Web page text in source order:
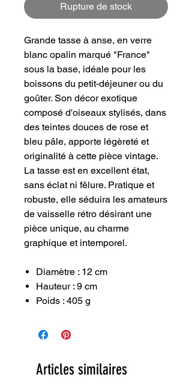
Rupture de stock
Grande tasse à anse, en verre
blanc opalin marqué "France"
sous la base, idéale pour les
boissons du petit-déjeuner ou du
goûter. Son décor exotique
composé d'oiseaux stylisés, dans
des teintes douces de rose et
bleu pâle, apporte légèreté et
originalité à cette pièce vintage.
La tasse est en excellent état,
sans éclat ni fêlure. Pratique et
robuste, elle séduira les amateurs
de vaisselle rétro désirant une
pièce unique, au charme
graphique et intemporel.
Diamètre : 12 cm
Hauteur : 9 cm
Poids : 405 g
Articles similaires